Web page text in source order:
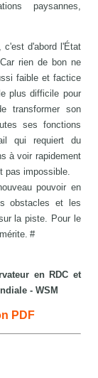
paysannes,
c'est d'abord l'État
rien de bon ne
faible et factice
plus difficile pour
transformer son
ses fonctions
qui requiert du
à voir rapidement
pas impossible.
pouvoir en
obstacles et les
la piste. Pour le
#
en RDC et
- WSM
PDF